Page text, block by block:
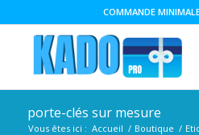
COMMANDE
porte-clés sur mesure
Vous êtes ici : Accueil / Boutique /